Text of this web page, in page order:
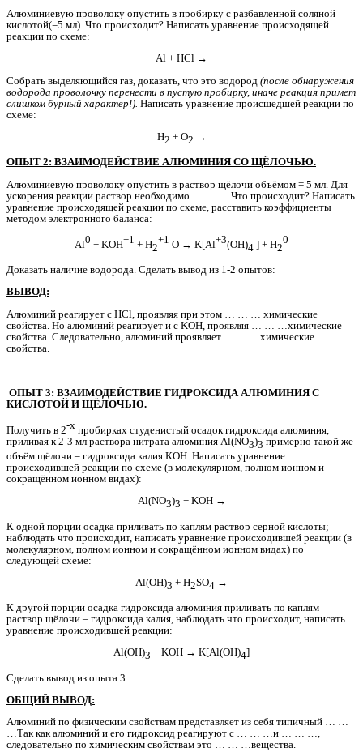
Алюминиевую проволоку опустить в пробирку с разбавленной соляной
кислотой(=5 мл). Что происходит? Написать уравнение происходящей
реакции по схеме:
Al + HCl →
Собрать выделяющийся газ, доказать, что это водород (после обнаружения
водорода проволочку перенести в пустую пробирку, иначе реакция примет
слишком бурный характер!). Написать уравнение происшедшей реакции по
схеме:
Н2 + О2 →
ОПЫТ 2: ВЗАИМОДЕЙСТВИЕ АЛЮМИНИЯ СО ЩЁЛОЧЬЮ.
Алюминиевую проволоку опустить в раствор щёлочи объёмом = 5 мл. Для
ускорения реакции раствор необходимо … … … Что происходит? Написать
уравнение происходящей реакции по схеме, расставить коэффициенты
методом электронного баланса:
Аl0 + KOH+1 + H2
+1 O → K[Al+3(OH)4 ] + H2
0
Доказать наличие водорода. Сделать вывод из 1-2 опытов:
ВЫВОД:
Алюминий реагирует с HCl, проявляя при этом … … … химические
свойства. Но алюминий реагирует и с KOH, проявляя … … …химические
свойства. Следовательно, алюминий проявляет … … …химические
свойства.
ОПЫТ 3: ВЗАИМОДЕЙСТВИЕ ГИДРОКСИДА АЛЮМИНИЯ С
КИСЛОТОЙ И ЩЁЛОЧЬЮ.
Получить в 2-х пробирках студенистый осадок гидроксида алюминия,
приливая к 2-3 мл раствора нитрата алюминия Al(NO3)3 примерно такой же
объём щёлочи – гидроксида калия КОН. Написать уравнение
происходившей реакции по схеме (в молекулярном, полном ионном и
сокращённом ионном видах):
Al(NO3)3 + KOH →
К одной порции осадка приливать по каплям раствор серной кислоты;
наблюдать что происходит, написать уравнение происходившей реакции (в
молекулярном, полном ионном и сокращённом ионном видах) по
следующей схеме:
Al(OH)3 + H2SO4 →
К другой порции осадка гидроксида алюминия приливать по каплям
раствор щёлочи – гидроксида калия, наблюдать что происходит, написать
уравнение происходившей реакции:
Al(OH)3 + KOH → K[Al(OH)4]
Сделать вывод из опыта 3.
ОБЩИЙ ВЫВОД:
Алюминий по физическим свойствам представляет из себя типичный … …
…Так как алюминий и его гидроксид реагируют с … … …и … … …,
следовательно по химическим свойствам это … … …вещества.